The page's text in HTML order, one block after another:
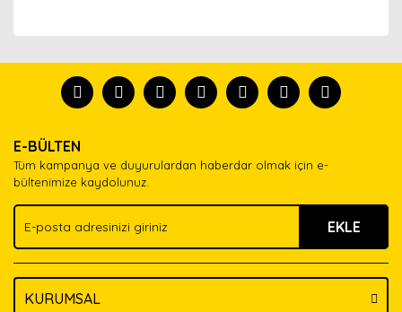
tanısın.
formunu kullanarak tarafımıza iletebilirsiniz.
Görüş ve önerileriniz için teşekkür ederiz.
Ürün açıklamasında eksik bilgiler bulunuyor.
Ürün bilgilerinde hatalar bulunuyor.
Ürün fiyatı diğer sitelerden daha pahalı.
Bu ürüne benzer farklı alternatifler olmalı.
E-BÜLTEN
Tüm kampanya ve duyurulardan haberdar olmak için e-
bültenimize kaydolunuz.
EKLE
KURUMSAL